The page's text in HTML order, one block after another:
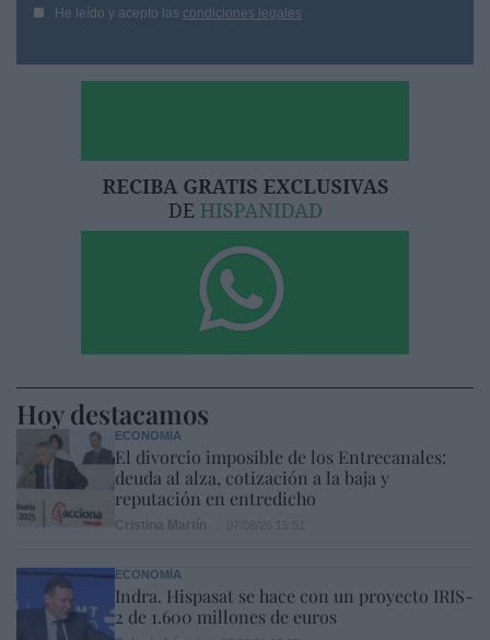
He leído y acepto las condiciones legales
Hoy destacamos
ECONOMÍA
El divorcio imposible de los Entrecanales:
deuda al alza, cotización a la baja y
reputación en entredicho
ECONOMÍA
Indra. Hispasat se hace con un proyecto IRIS-
2 de 1.600 millones de euros